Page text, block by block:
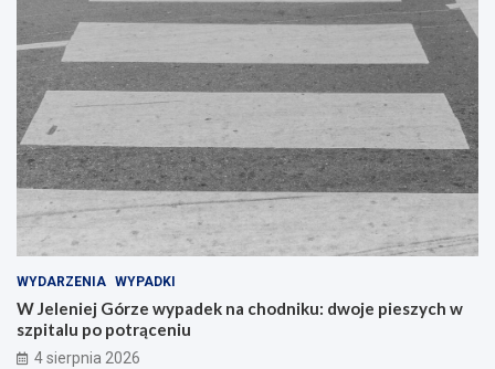
WYDARZENIA WYPADKI
W Jeleniej Górze wypadek na chodniku: dwoje pieszych w
szpitalu po potrąceniu
4 sierpnia 2026